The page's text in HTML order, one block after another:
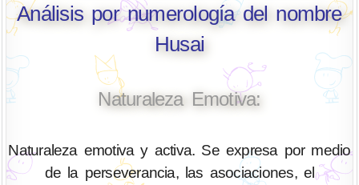
Análisis por numerología del nombre
Husai
Naturaleza Emotiva:
Naturaleza emotiva y activa. Se expresa por medio
de la perseverancia, las asociaciones, el